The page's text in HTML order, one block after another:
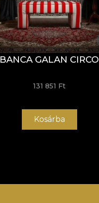
BANCA GALAN CIRCO
131 851 Ft
Kosárba